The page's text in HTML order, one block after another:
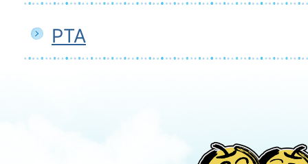
PTA